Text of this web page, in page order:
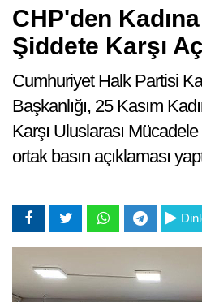
CHP'den
Şiddete Karşı
Cumhuriyet Halk Partisi
Başkanlığı, 25 Kasım
Karşı Uluslarası
ortak basın açıklaması